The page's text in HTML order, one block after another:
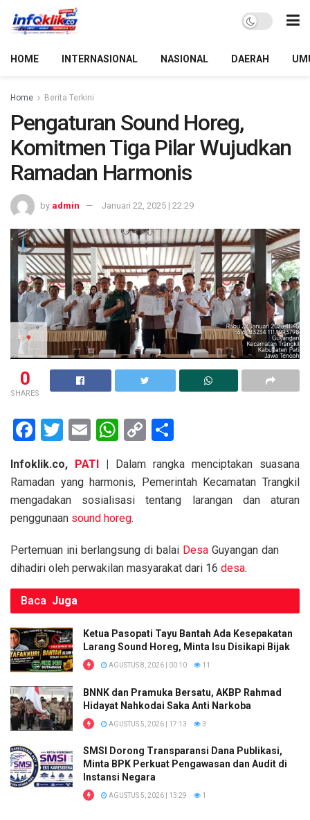
HOME INTERNASIONAL NASIONAL DAERAH
Home Berita Terkini
Pengaturan Sound Horeg,
Komitmen Tiga Pilar Wujudkan
Ramadan Harmonis
by admin Januari 22, 2025 | 22:29
0
SHARES
F
ce
b
o
o
k
T
tt
er
E
ail
W
at
s
A
p
p
C
py
Li
k
ar
e
Infoklik.co, PATI
Dalam rangka menciptakan suasana
Ramadan yang harmonis, Pemerintah Kecamatan Trangkil
mengadakan sosialisasi tentang larangan dan aturan
penggunaan sound horeg.
Pertemuan ini berlangsung di balai Desa Guyangan dan
dihadiri oleh perwakilan masyarakat dari 16 desa.
Baca Juga
Ketua Pasopati Tayu Bantah Ada Kesepakatan
Larang Sound Horeg, Minta Isu Disikapi Bijak
AGUSTUS 8, 2026 | 00:10 11
BNNK dan Pramuka Bersatu, AKBP Rahmad
Hidayat Nahkodai Saka Anti Narkoba
AGUSTUS 5, 2026 | 17:13 3
SMSI Dorong Transparansi Dana Publikasi,
Minta BPK Perkuat Pengawasan dan Audit di
Instansi Negara
AGUSTUS 5, 2026 | 13:29 1